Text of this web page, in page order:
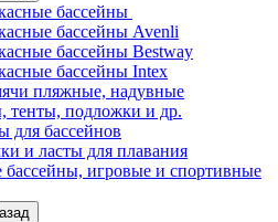
бассейны
бассейны Avenli
бассейны Bestway
бассейны Intex
пляжные, надувные
тенты, подложки и др.
для бассейнов
и ласты для плавания
игровые и спортивные